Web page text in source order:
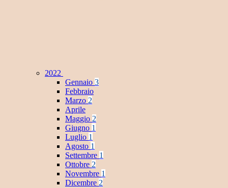
2022
Gennaio 3
Febbraio
Marzo 2
Aprile
Maggio 2
Giugno 1
Luglio 1
Agosto 1
Settembre 1
Ottobre 2
Novembre 1
Dicembre 2